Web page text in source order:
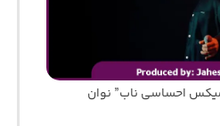
احساسی ناب” نوان